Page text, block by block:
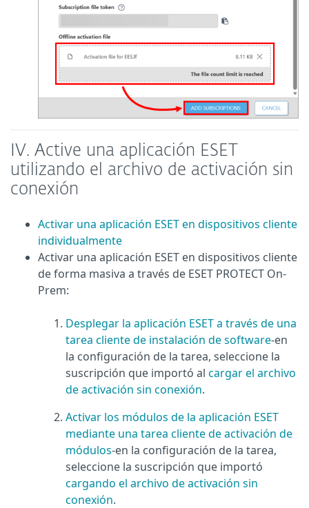
IV. Active una aplicación ESET
utilizando el archivo de activación sin
conexión
Activar una aplicación ESET en dispositivos cliente
individualmente
Activar una aplicación ESET en dispositivos cliente
de forma masiva a través de ESET PROTECT On-
Prem:
Desplegar la aplicación ESET a través de una
tarea cliente de instalación de software-en
la configuración de la tarea, seleccione la
suscripción que importó al cargar el archivo
de activación sin conexión.
Activar los módulos de la aplicación ESET
mediante una tarea cliente de activación de
módulos-en la configuración de la tarea,
seleccione la suscripción que importó
cargando el archivo de activación sin
conexión.